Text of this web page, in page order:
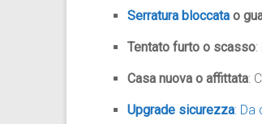
Serratura bloccata o
Tentato furto o scasso
Casa nuova o affittata:
Upgrade sicurezza: Da